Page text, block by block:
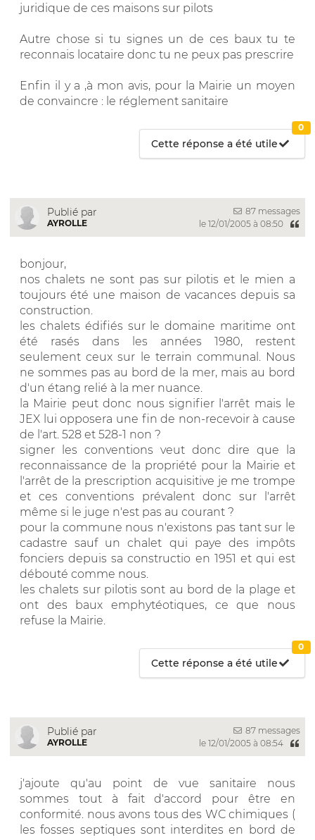
juridique de ces maisons sur pilots
Autre chose si tu signes un de ces baux tu te
reconnais locataire donc tu ne peux pas prescrire
Enfin il y a ,à mon avis, pour la Mairie un moyen
de convaincre : le réglement sanitaire
Cette réponse a été utile
0
Publié par
AYROLLE
87 messages
le 12/01/2005 à 08:50
bonjour,
nos chalets ne sont pas sur pilotis et le mien a
toujours été une maison de vacances depuis sa
construction.
les chalets édifiés sur le domaine maritime ont
été rasés dans les années 1980, restent
seulement ceux sur le terrain communal. Nous
ne sommes pas au bord de la mer, mais au bord
d'un étang relié à la mer nuance.
la Mairie peut donc nous signifier l'arrêt mais le
JEX lui opposera une fin de non-recevoir à cause
de l'art. 528 et 528-1 non ?
signer les conventions veut donc dire que la
reconnaissance de la propriété pour la Mairie et
l'arrêt de la prescription acquisitive je me trompe
et ces conventions prévalent donc sur l'arrêt
même si le juge n'est pas au courant ?
pour la commune nous n'existons pas tant sur le
cadastre sauf un chalet qui paye des impôts
fonciers depuis sa constructio en 1951 et qui est
débouté comme nous.
les chalets sur pilotis sont au bord de la plage et
ont des baux emphytéotiques, ce que nous
refuse la Mairie.
Cette réponse a été utile
0
Publié par
AYROLLE
87 messages
le 12/01/2005 à 08:54
j'ajoute qu'au point de vue sanitaire nous
sommes tout à fait d'accord pour être en
conformité. nous avons tous des WC chimiques (
les fosses septiques sont interdites en bord de